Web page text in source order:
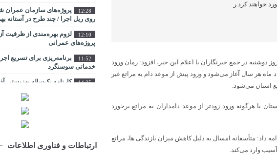
خواهند کرد.ر
دوشنبه در جمع خبرنگاران با اعلام این خبر، افزود: زمان ورود
ماه هر سال آغاز می‌شود و ورود پیش از موعد دام به مراتع غیر
استان می‌شود.
با هرگونه ورود زودتر از موعد دامداران به مراتع برخورد
داد: متأسفانه امسال به دلیل کاهش میزان بازندگی ها، مراتع
آسیب وارد می‌کند.
12:28
پروژه‌های سازمان عمران
روی ریل اجرا / چند طرح در آستانه
12:10
لزوم بهره‌مندی از ظرفیت
پروژه‌های عمرانی
11:52
برنامه‌ریزی برای تسریع
خدماتی سوسنگرد
14:35
کارنامه یک‌ساله بهزیستی
شهر آینده؛ جایی که فناوری
اراضی راه آهن در محدوده
ارتباطات و فناوری اطلاعات